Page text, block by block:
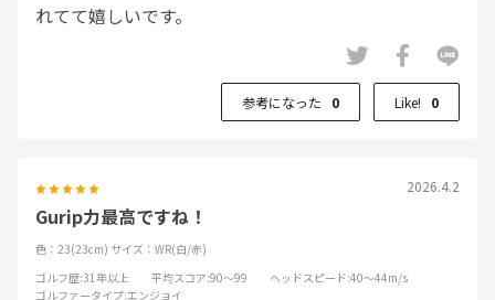
れてて嬉しいです。
参考になった 0 Like! 0
2026.4.2
Gurip力最高ですね！
色：23(23cm) サイズ：WR(白/赤)
ゴルフ歴:31年以上 平均スコア:90～99 ヘッドスピード:40～44m/s
ゴルファータイプ:エンジョイ